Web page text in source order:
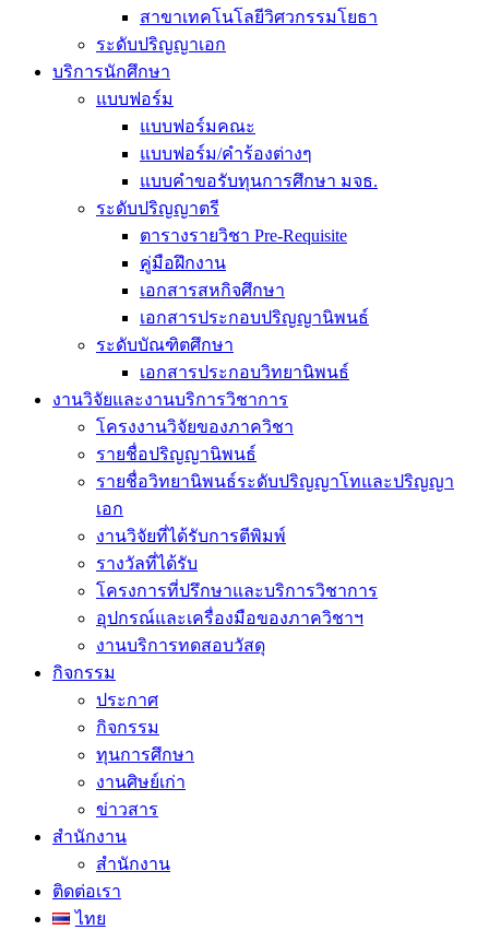
สาขาเทคโนโลยีวิศวกรรมโยธา
ระดับปริญญาเอก
บริการนักศึกษา
แบบฟอร์ม
แบบฟอร์มคณะ
แบบฟอร์ม/คำร้องต่างๆ
แบบคำขอรับทุนการศึกษา มจธ.
ระดับปริญญาตรี
ตารางรายวิชา Pre-Requisite
คู่มือฝึกงาน
เอกสารสหกิจศึกษา
เอกสารประกอบปริญญานิพนธ์
ระดับบัณฑิตศึกษา
เอกสารประกอบวิทยานิพนธ์
งานวิจัยและงานบริการวิชาการ
โครงงานวิจัยของภาควิชา
รายชื่อปริญญานิพนธ์
รายชื่อวิทยานิพนธ์ระดับปริญญาโทและปริญญา
เอก
งานวิจัยที่ได้รับการตีพิมพ์
รางวัลที่ได้รับ
โครงการที่ปรึกษาและบริการวิชาการ
อุปกรณ์และเครื่องมือของภาควิชาฯ
งานบริการทดสอบวัสดุ
กิจกรรม
ประกาศ
กิจกรรม
ทุนการศึกษา
งานศิษย์เก่า
ข่าวสาร
สำนักงาน
สำนักงาน
ติดต่อเรา
ไทย